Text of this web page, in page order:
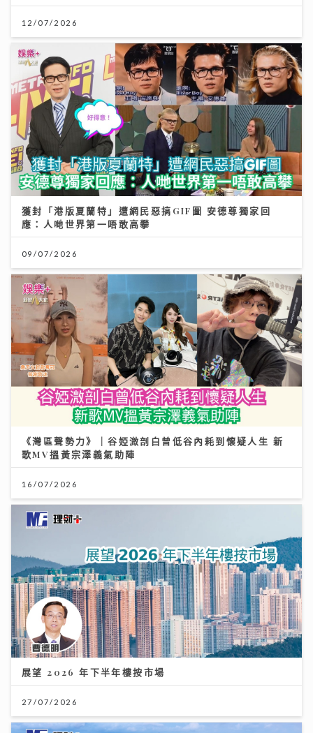
12/07/2026
獲封「港版夏蘭特」遭網民惡搞GIF圖 安德尊獨家回
應：人哋世界第一唔敢高攀
09/07/2026
《灣區聲勢力》｜谷婭溦剖白曾低谷內耗到懷疑人生 新
歌MV搵黃宗澤義氣助陣
16/07/2026
展望 2026 年下半年樓按市場
27/07/2026